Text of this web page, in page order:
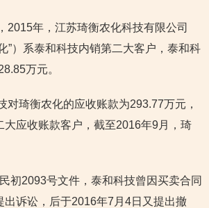
2015年，江苏琦衡农化科技有限公司
”）系泰和科技内销第二大客户，泰和科
万元。
对琦衡农化的应收账款为293.77万元，
大应收账款客户，截至2016年9月，琦
初2093号文件，泰和科技曾因买卖合同
出诉讼，后于2016年7月4日又提出撤